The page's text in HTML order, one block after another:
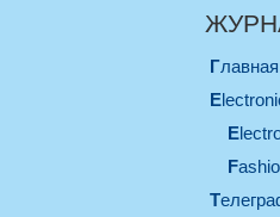
Главная